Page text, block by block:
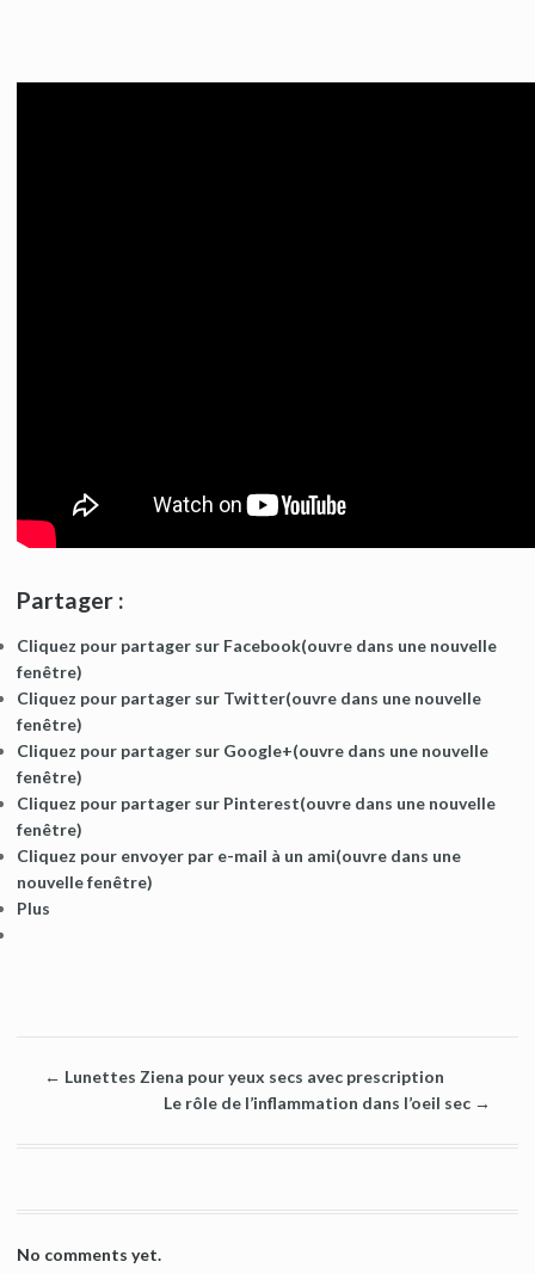
Partager :
Cliquez pour partager sur Facebook(ouvre dans une nouvelle
fenêtre)
Cliquez pour partager sur Twitter(ouvre dans une nouvelle
fenêtre)
Cliquez pour partager sur Google+(ouvre dans une nouvelle
fenêtre)
Cliquez pour partager sur Pinterest(ouvre dans une nouvelle
fenêtre)
Cliquez pour envoyer par e-mail à un ami(ouvre dans une
nouvelle fenêtre)
Plus
← Lunettes Ziena pour yeux secs avec prescription
Le rôle de l’inflammation dans l’oeil sec →
No comments yet.